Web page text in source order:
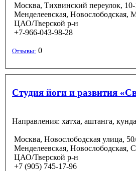
Москва, Тихвинский переулок,
Менделеевская, Новослободская,
ЦАО/Тверской р-н
+7-966-043-98-28
Отзывы: 0
Студия йоги и развития
Направления: хатха, аштанга,
Москва, Новослободская улица, 50/
Менделеевская, Новослободская,
ЦАО/Тверской р-н
+7 (905) 745-17-96